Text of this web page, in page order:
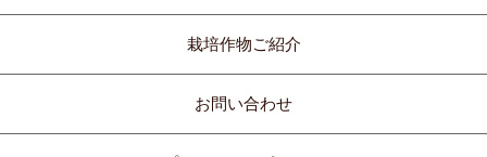
栽培作物ご紹介
お問い合わせ